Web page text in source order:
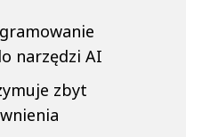
narzędzi AI
zbyt